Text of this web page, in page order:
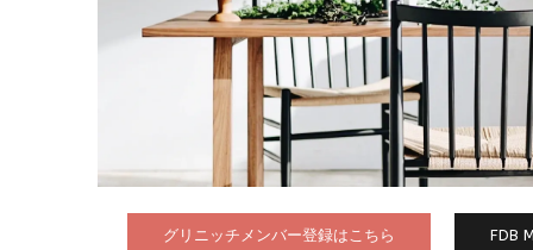
グリニッチメンバー登録はこちら FDB